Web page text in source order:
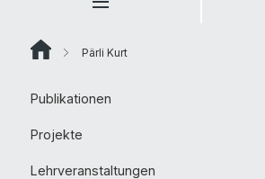
Pärli Kurt
Publikationen
Projekte
Lehrveranstaltungen